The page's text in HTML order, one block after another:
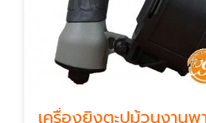
เครื่องยิงตะปูม้วนงานพ